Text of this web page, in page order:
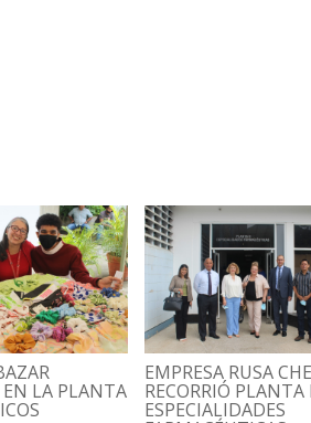
LA PLANTA
EMPRESA RUSA
RECORRIÓ PLANTA
ESPECIALIDADES